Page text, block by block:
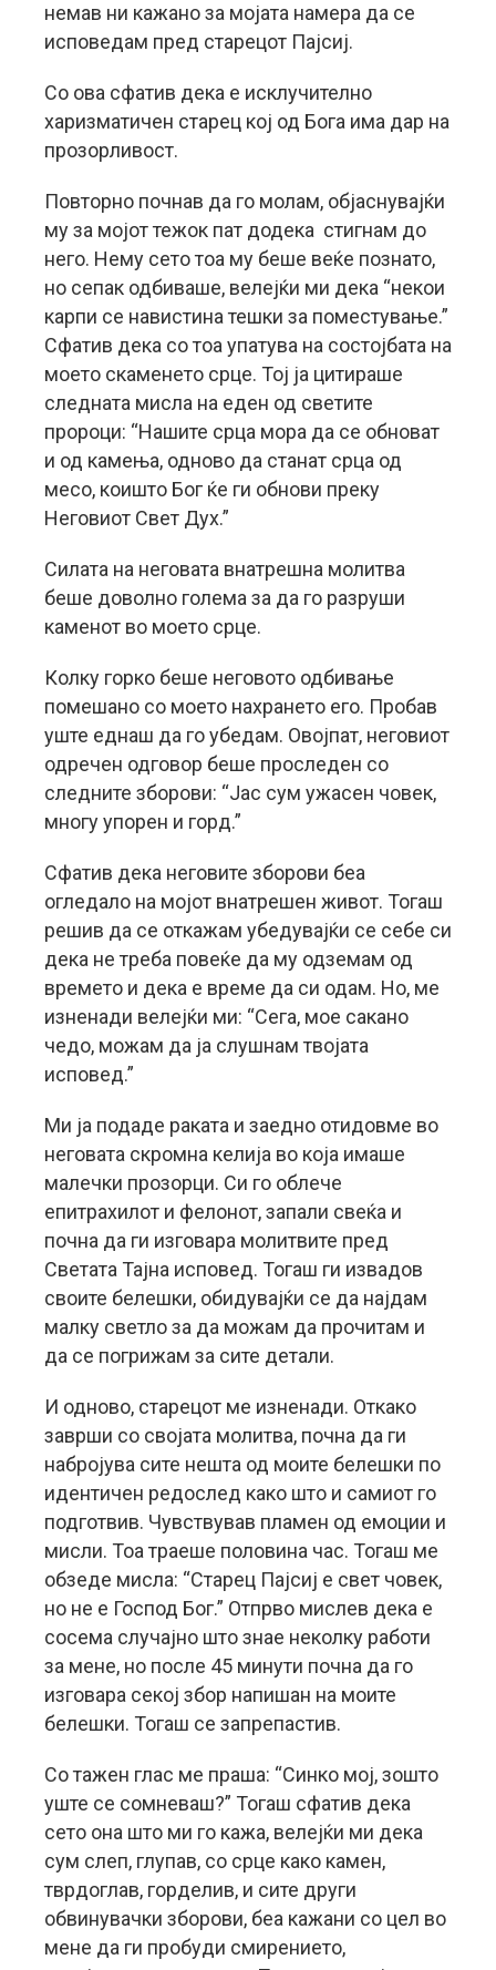
немав ни кажано за мојата намера да се
исповедам пред старецот Пајсиј.
Со ова сфатив дека е исклучително
харизматичен старец кој од Бога има дар на
прозорливост.
Повторно почнав да го молам, објаснувајќи
му за мојот тежок пат додека стигнам до
него. Нему сето тоа му беше веќе познато,
но сепак одбиваше, велејќи ми дека “некои
карпи се навистина тешки за поместување.”
Сфатив дека со тоа упатува на состојбата на
моето скаменето срце. Тој ја цитираше
следната мисла на еден од светите
пророци: “Нашите срца мора да се обноват
и од камења, одново да станат срца од
месо, коишто Бог ќе ги обнови преку
Неговиот Свет Дух.”
Силата на неговата внатрешна молитва
беше доволно голема за да го разруши
каменот во моето срце.
Колку горко беше неговото одбивање
помешано со моето нахрането его. Пробав
уште еднаш да го убедам. Овојпат, неговиот
одречен одговор беше проследен со
следните зборови: “Јас сум ужасен човек,
многу упорен и горд.”
Сфатив дека неговите зборови беа
огледало на мојот внатрешен живот. Тогаш
решив да се откажам убедувајќи се себе си
дека не треба повеќе да му одземам од
времето и дека е време да си одам. Но, ме
изненади велејќи ми: “Сега, мое сакано
чедо, можам да ја слушнам твојата
исповед.”
Ми ја подаде раката и заедно отидовме во
неговата скромна келија во која имаше
малечки прозорци. Си го облече
епитрахилот и фелонот, запали свеќа и
почна да ги изговара молитвите пред
Светата Тајна исповед. Тогаш ги извадов
своите белешки, обидувајќи се да најдам
малку светло за да можам да прочитам и
да се погрижам за сите детали.
И одново, старецот ме изненади. Откако
заврши со својата молитва, почна да ги
набројува сите нешта од моите белешки по
идентичен редослед како што и самиот го
подготвив. Чувствував пламен од емоции и
мисли. Тоа траеше половина час. Тогаш ме
обзеде мисла: “Старец Пајсиј е свет човек,
но не е Господ Бог.” Отпрво мислев дека е
сосема случајно што знае неколку работи
за мене, но после 45 минути почна да го
изговара секој збор напишан на моите
белешки. Тогаш се запрепастив.
Со тажен глас ме праша: “Синко мој, зошто
уште се сомневаш?” Тогаш сфатив дека
сето она што ми го кажа, велејќи ми дека
сум слеп, глупав, со срце како камен,
тврдоглав, горделив, и сите други
обвинувачки зборови, беа кажани со цел во
мене да ги пробуди смирението,